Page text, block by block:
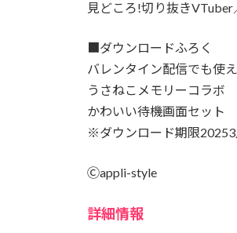
見どころ!切り抜き
■ダウンロードふろく
バレンタイン配信でも使え
うさねこメモリーコラボ
かわいい待機画面セット
※ダウンロード期限20253
Ⓒappli-style
詳細情報